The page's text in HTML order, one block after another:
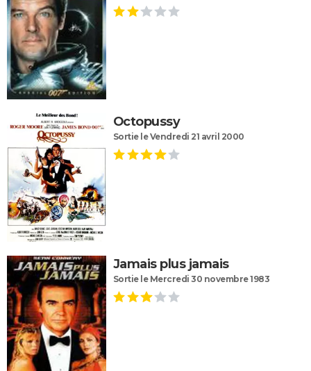
Octopussy
Sortie le Vendredi 21 avril 2000
Jamais plus jamais
Sortie le Mercredi 30 novembre 1983